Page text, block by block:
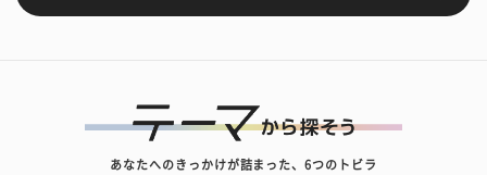
あなたへのきっかけが詰まった、6つのトビラ